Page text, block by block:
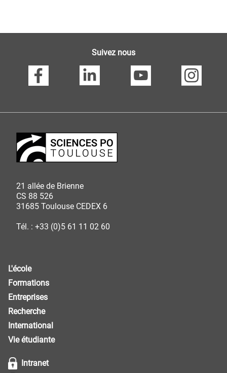
Suivez nous
21 allée de Brienne
CS 88 526
31685 Toulouse CEDEX 6
Tél. : +33 (0)5 61 11 02 60
L'école
Formations
Entreprises
Recherche
International
Vie étudiante
Intranet